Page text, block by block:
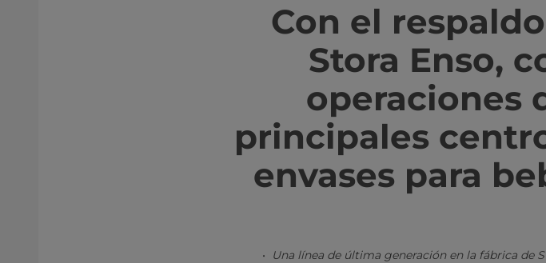
Con el
Stora Enso,
operaciones
principales
envases para
Una línea de última generación en la fábrica de